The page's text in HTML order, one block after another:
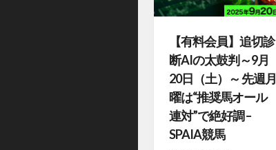
【有料会員】追切診
断AIの太鼓判～9月
20日（土）～ 先週月
曜は“推奨馬オール
連対”で絶好調 –
SPAIA競馬